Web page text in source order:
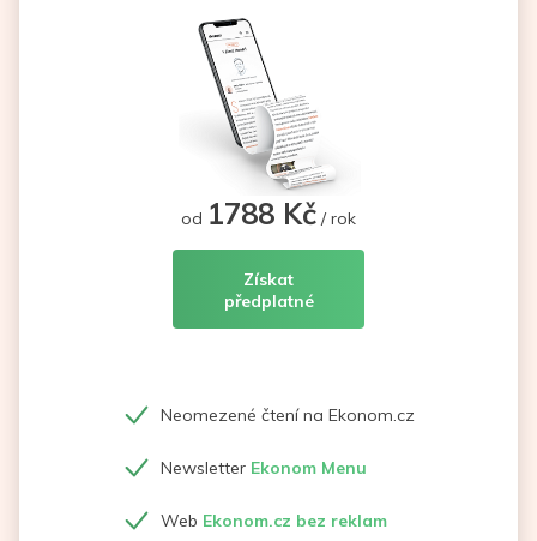
od 1788 Kč / rok
Získat
předplatné
Neomezené čtení na Ekonom.cz
Newsletter Ekonom Menu
Web Ekonom.cz bez reklam